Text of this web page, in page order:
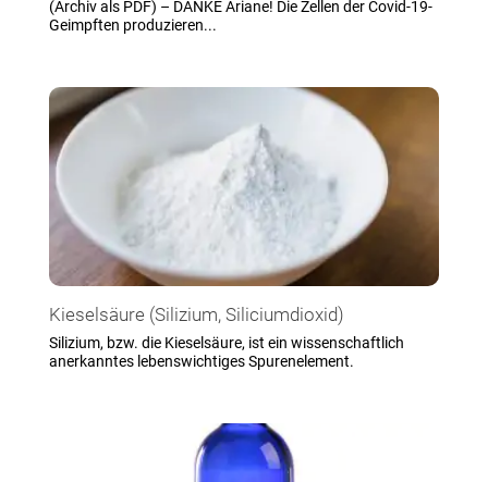
(Archiv als PDF) – DANKE Ariane! Die Zellen der Covid-19-
Geimpften produzieren...
Kieselsäure (Silizium, Siliciumdioxid)
Silizium, bzw. die Kieselsäure, ist ein wissenschaftlich
anerkanntes lebenswichtiges Spurenelement.